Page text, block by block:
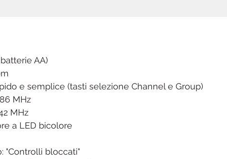
AA)
e semplice (tasti selezione Channel e Group)
MHz
MHz
a LED bicolore
"Controlli bloccati"